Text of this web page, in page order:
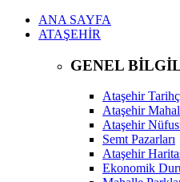
ANA SAYFA
ATAŞEHİR
GENEL
Ataşehir
Ataşehir
Ataşehir
Semt Pazarları
Ataşehir
Ekonomik